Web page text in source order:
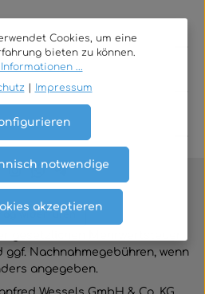
widerrufen
ggf. Nachnahmegebühren, wenn
angegeben.
Cookies, um eine
bieten zu können.
...
Impressum
notwendige
akzeptieren